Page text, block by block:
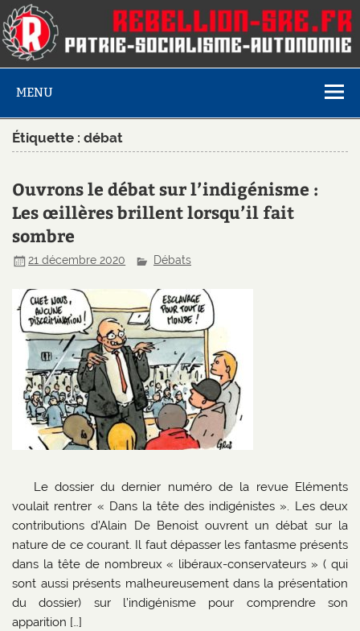
MENU
Étiquette :débat
Ouvrons le débat sur l’indigénisme :
Les œillères brillent lorsqu’il fait
sombre
21 décembre 2020 Débats
Le dossier du dernier numéro de la revue Eléments
voulait rentrer « Dans la tête des indigénistes ». Les deux
contributions d’Alain De Benoist ouvrent un débat sur la
nature de ce courant. Il faut dépasser les fantasme présents
dans la tête de nombreux « libéraux-conservateurs » ( qui
sont aussi présents malheureusement dans la présentation
du dossier) sur l’indigénisme pour comprendre son
apparition […]